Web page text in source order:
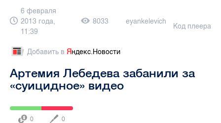
6 февраля
2013 года,
11:39
8033 eyankelevich
Код плеера
Добавить в Яндекс.Новости
Артемия Лебедева забанили за
«суицидное» видео
0 0